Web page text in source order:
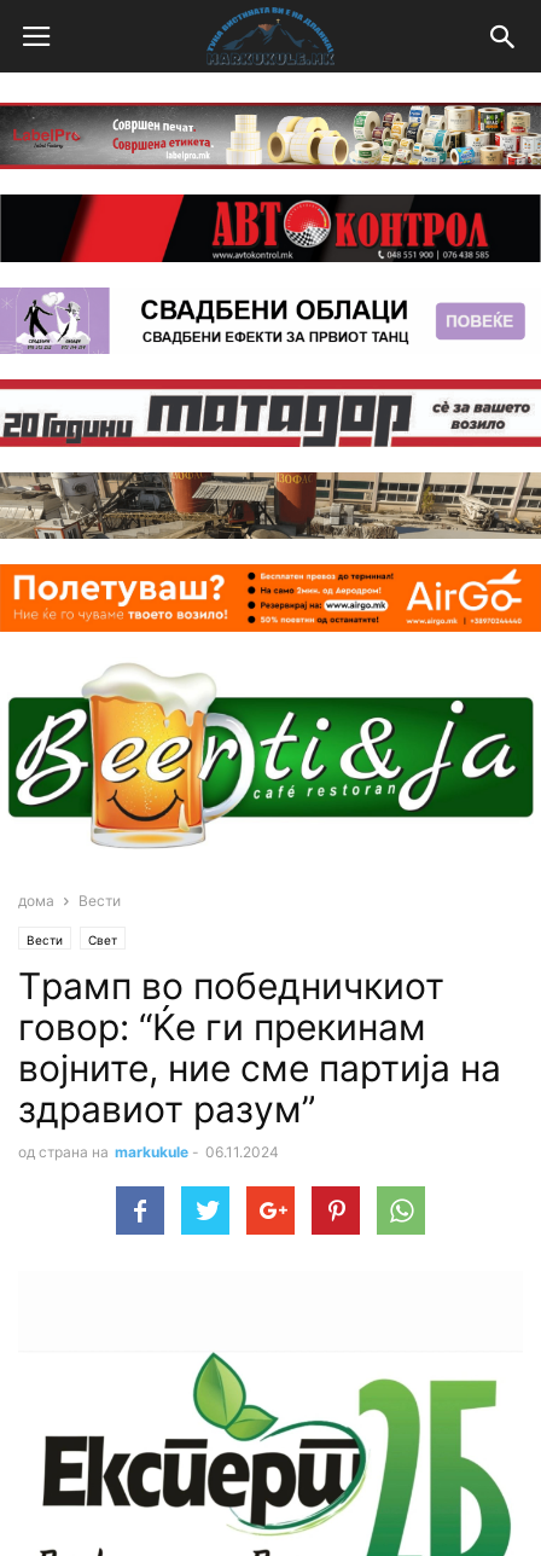
дома Вести
Вести Свет
Tрамп во победничкиот
говор: “Ќе ги прекинам
војните, ние сме партија на
здравиот разум”
од страна на markukule - 06.11.2024